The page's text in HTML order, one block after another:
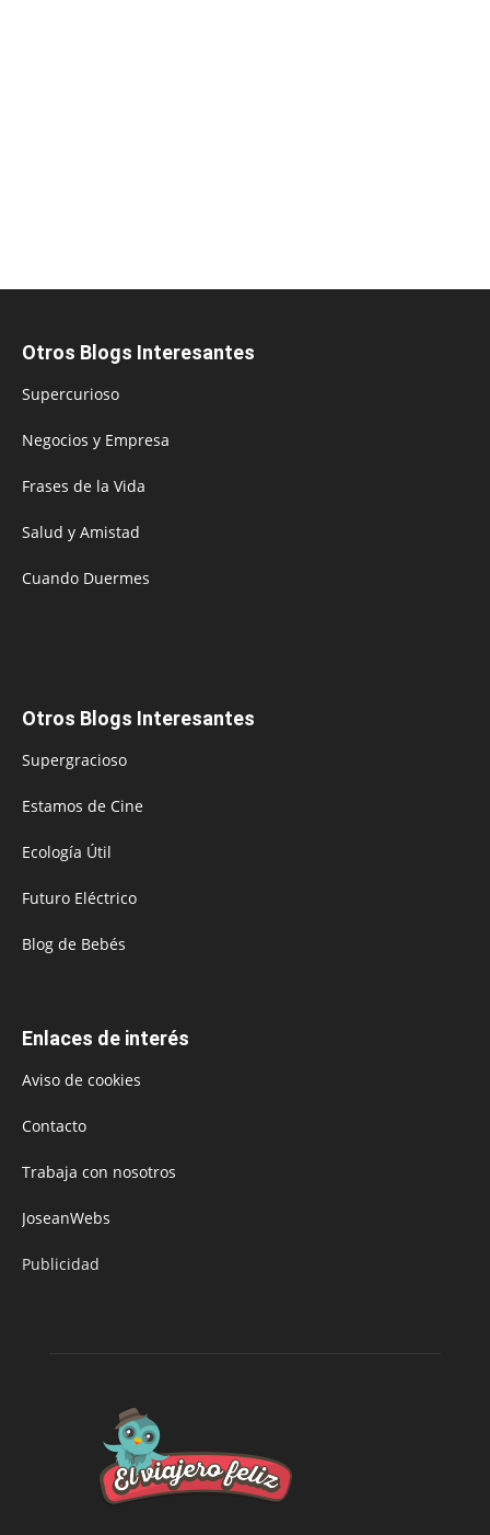
Otros Blogs Interesantes
Supercurioso
Negocios y Empresa
Frases de la Vida
Salud y Amistad
Cuando Duermes
Otros Blogs Interesantes
Supergracioso
Estamos de Cine
Ecología Útil
Futuro Eléctrico
Blog de Bebés
Enlaces de interés
Aviso de cookies
Contacto
Trabaja con nosotros
JoseanWebs
Publicidad